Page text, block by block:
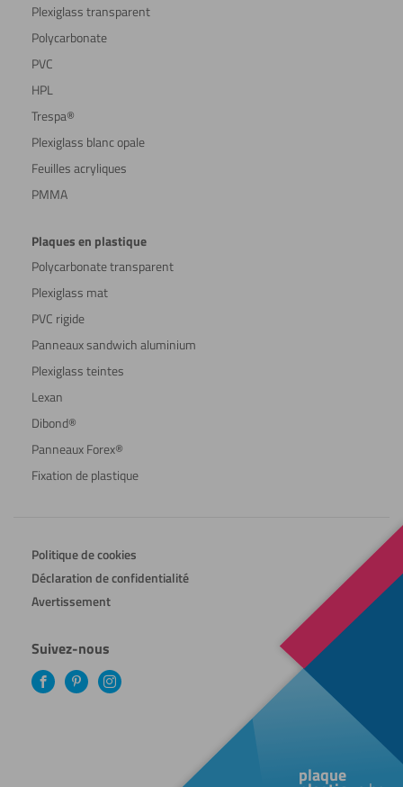
Plexiglass transparent
Polycarbonate
PVC
HPL
Trespa®
Plexiglass blanc opale
Feuilles acryliques
PMMA
Plaques en plastique
Polycarbonate transparent
Plexiglass mat
PVC rigide
Panneaux sandwich aluminium
Plexiglass teintes
Lexan
Dibond®
Panneaux Forex®
Fixation de plastique
Politique de cookies
Déclaration de confidentialité
Avertissement
Suivez-nous
FacebookPinterestInstagram
plaque